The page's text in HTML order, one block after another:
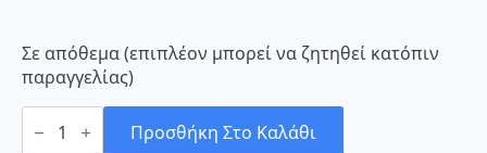
Σε απόθεμα (επιπλέον μπορεί να ζητηθεί κατόπιν
παραγγελίας)
F&U
FVIN- Προσθήκη Στο Καλάθι